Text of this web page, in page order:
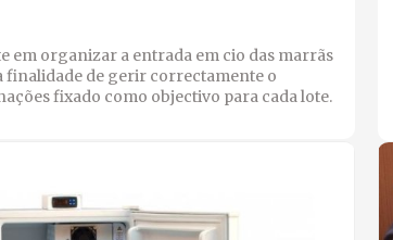
em organizar a entrada em cio das marrãs
finalidade de gerir correctamente o
fixado como objectivo para cada lote.